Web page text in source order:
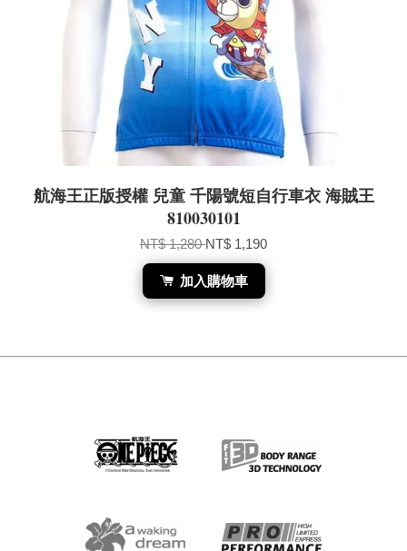
航海王正版授權 兒童 千陽號短自行車衣 海賊王
810030101
NT$ 1,280NT$ 1,190
加入購物車